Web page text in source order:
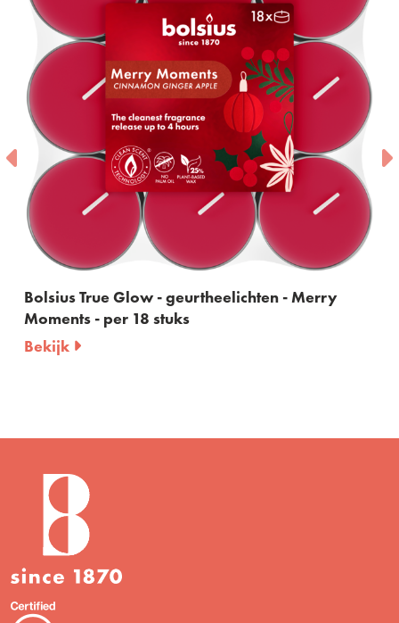
True Glow - geurtheelichten - Merry
- per 18 stuks